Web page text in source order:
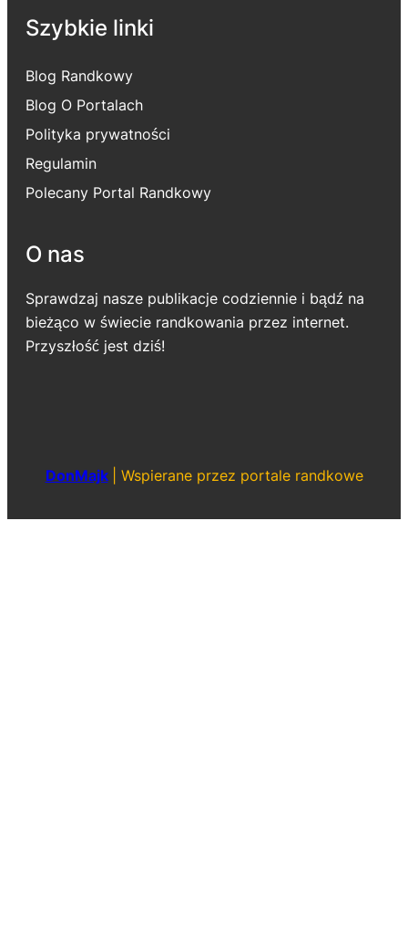
Szybkie linki
Blog Randkowy
Blog O Portalach
Polityka prywatności
Regulamin
Polecany Portal Randkowy
O nas
Sprawdzaj nasze publikacje codziennie i bądź na
bieżąco w świecie randkowania przez internet.
Przyszłość jest dziś!
DonMajk Wspierane przez portale randkowe